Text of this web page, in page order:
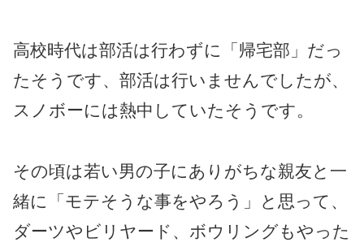
高校時代は部活は行わずに「帰宅部」だっ
たそうです、部活は行いませんでしたが、
スノボーには熱中していたそうです。
その頃は若い男の子にありがちな親友と一
緒に「モテそうな事をやろう」と思って、
ダーツやビリヤード、ボウリングもやった